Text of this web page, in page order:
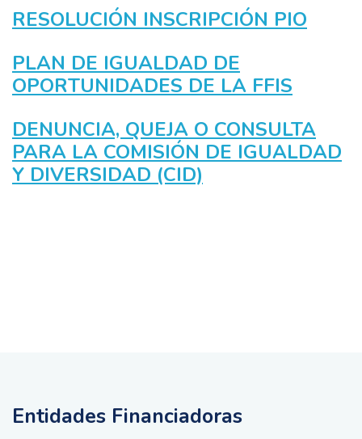
RESOLUCIÓN INSCRIPCIÓN PIO
PLAN DE IGUALDAD DE
OPORTUNIDADES DE LA FFIS
DENUNCIA, QUEJA O CONSULTA
PARA LA COMISIÓN DE IGUALDAD
Y DIVERSIDAD (CID)
Entidades Financiadoras